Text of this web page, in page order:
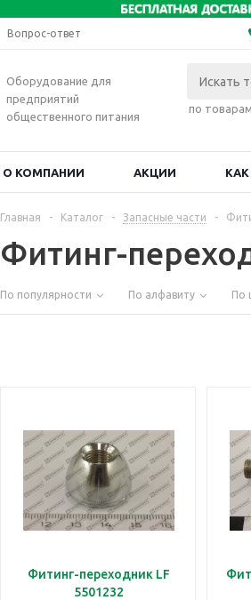
Вопрос-ответ
Оборудование для
предприятий
общественного питания
по товарам
О КОМПАНИИ АКЦИИ КАК
Главная - Каталог - Запасные части -
Фитинг-
По популярности По алфавиту По
Фитинг-переходник LF
5501232